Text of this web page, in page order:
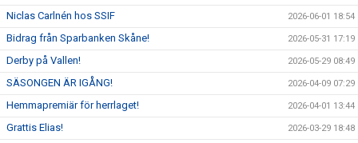
Niclas Carlnén hos SSIF 2026-06-01 18:54
Bidrag från Sparbanken Skåne! 2026-05-31 17:19
Derby på Vallen! 2026-05-29 08:49
SÄSONGEN ÄR IGÅNG! 2026-04-09 07:29
Hemmapremiär för herrlaget! 2026-04-01 13:44
Grattis Elias! 2026-03-29 18:48